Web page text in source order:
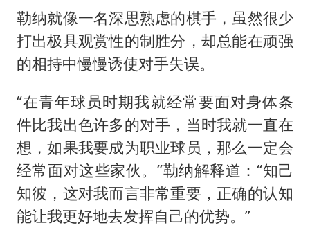
勒纳就像一名深思熟虑的棋手，虽然很少
打出极具观赏性的制胜分，却总能在顽强
的相持中慢慢诱使对手失误。
“在青年球员时期我就经常要面对身体条
件比我出色许多的对手，当时我就一直在
想，如果我要成为职业球员，那么一定会
经常面对这些家伙。”勒纳解释道：“知己
知彼，这对我而言非常重要，正确的认知
能让我更好地去发挥自己的优势。”